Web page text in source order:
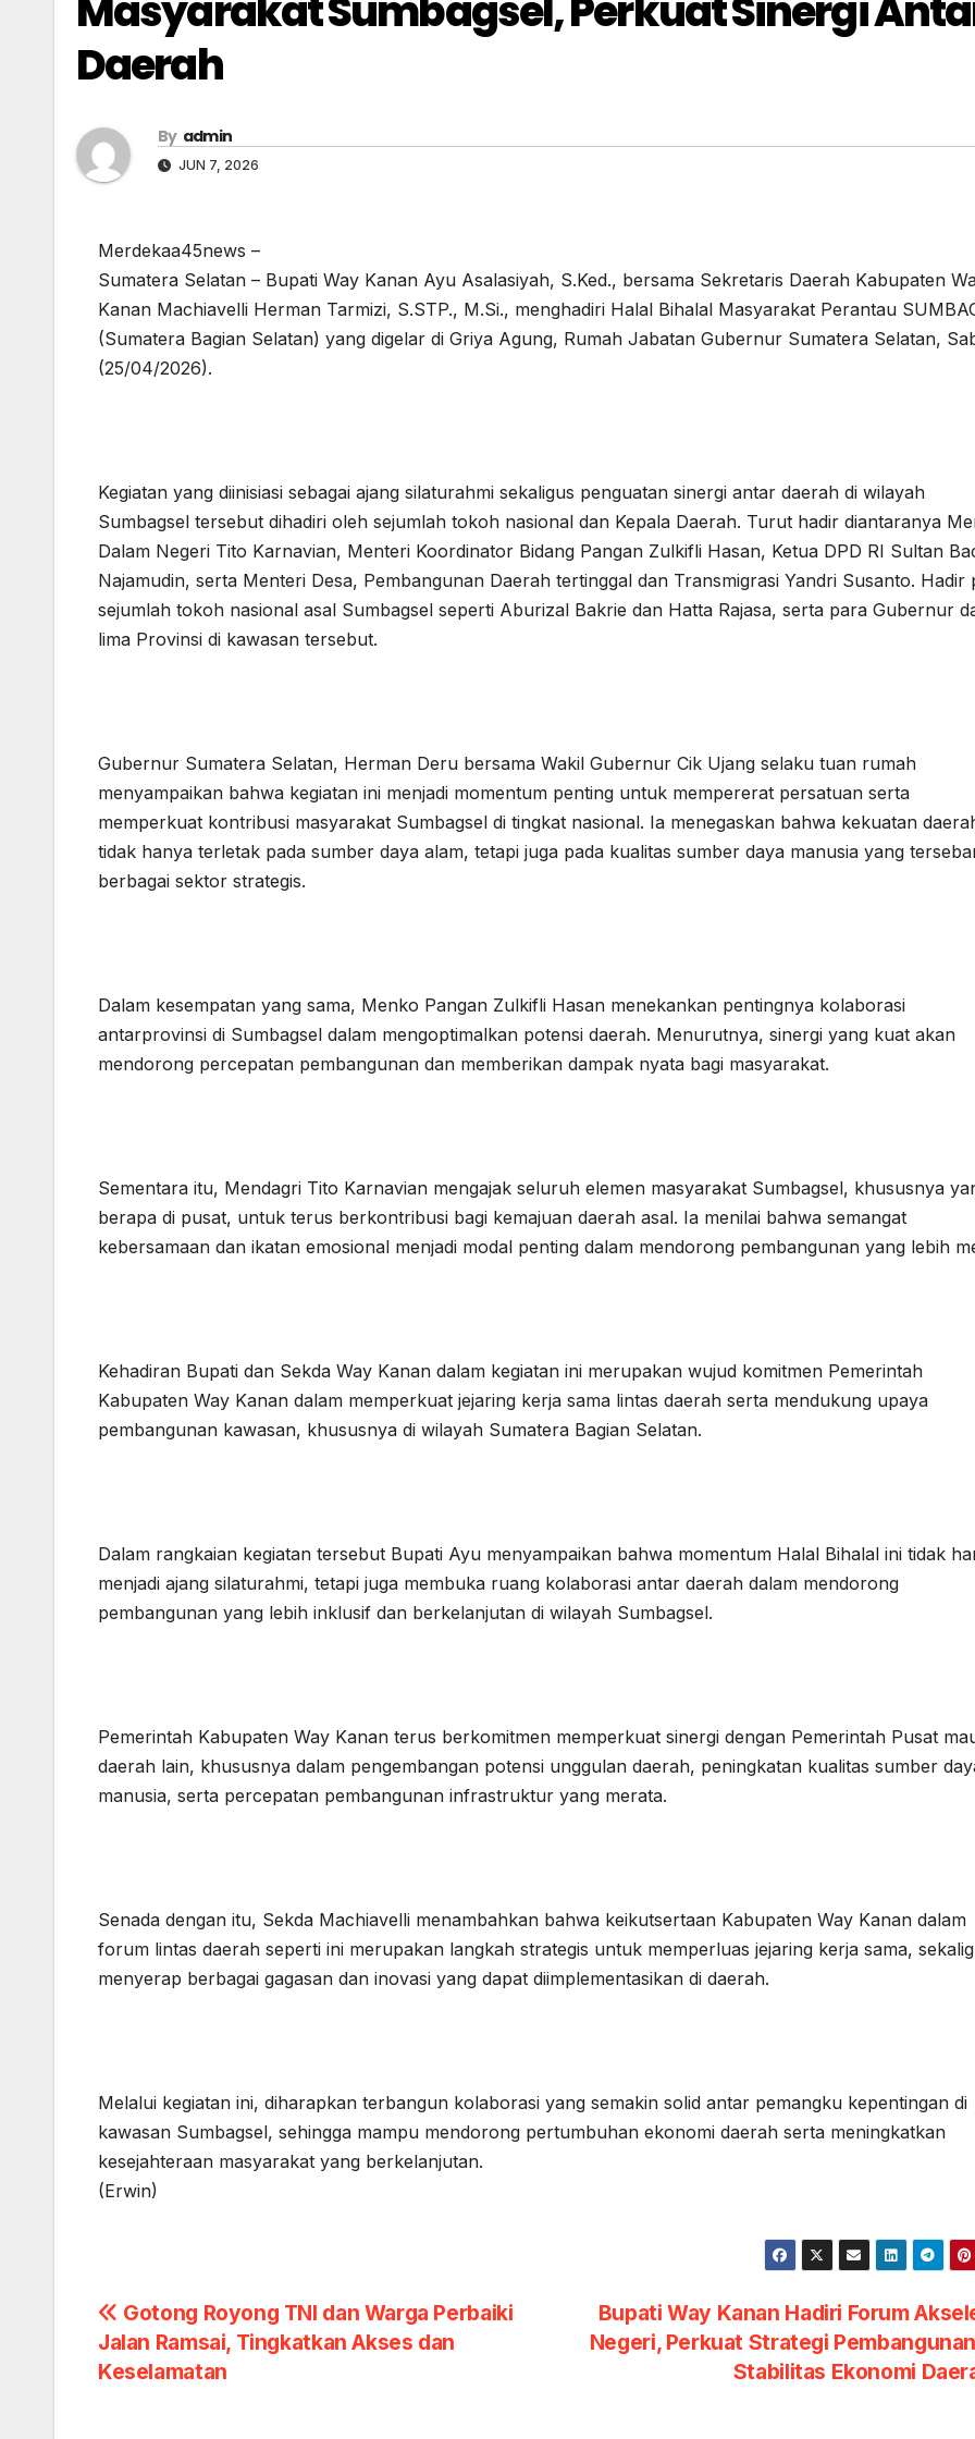
Daerah
By admin
JUN 7, 2026
Merdekaa45news –
Sumatera Selatan – Bupati Way Kanan Ayu Asalasiyah, S.Ked., bersama Sekretaris Daerah Kabupaten
Kanan Machiavelli Herman Tarmizi, S.STP., M.Si., menghadiri Halal Bihalal Masyarakat Perantau
(Sumatera Bagian Selatan) yang digelar di Griya Agung, Rumah Jabatan Gubernur Sumatera Selatan,
(25/04/2026).
Kegiatan yang diinisiasi sebagai ajang silaturahmi sekaligus penguatan sinergi antar daerah di wilayah
Sumbagsel tersebut dihadiri oleh sejumlah tokoh nasional dan Kepala Daerah. Turut hadir diantaranya
Dalam Negeri Tito Karnavian, Menteri Koordinator Bidang Pangan Zulkifli Hasan, Ketua DPD RI Sultan
Najamudin, serta Menteri Desa, Pembangunan Daerah tertinggal dan Transmigrasi Yandri Susanto. Hadir
sejumlah tokoh nasional asal Sumbagsel seperti Aburizal Bakrie dan Hatta Rajasa, serta para Gubernur
lima Provinsi di kawasan tersebut.
Gubernur Sumatera Selatan, Herman Deru bersama Wakil Gubernur Cik Ujang selaku tuan rumah
menyampaikan bahwa kegiatan ini menjadi momentum penting untuk mempererat persatuan serta
memperkuat kontribusi masyarakat Sumbagsel di tingkat nasional. Ia menegaskan bahwa kekuatan
tidak hanya terletak pada sumber daya alam, tetapi juga pada kualitas sumber daya manusia yang
berbagai sektor strategis.
Dalam kesempatan yang sama, Menko Pangan Zulkifli Hasan menekankan pentingnya kolaborasi
antarprovinsi di Sumbagsel dalam mengoptimalkan potensi daerah. Menurutnya, sinergi yang kuat akan
mendorong percepatan pembangunan dan memberikan dampak nyata bagi masyarakat.
Sementara itu, Mendagri Tito Karnavian mengajak seluruh elemen masyarakat Sumbagsel, khususnya
berapa di pusat, untuk terus berkontribusi bagi kemajuan daerah asal. Ia menilai bahwa semangat
kebersamaan dan ikatan emosional menjadi modal penting dalam mendorong pembangunan yang lebih
Kehadiran Bupati dan Sekda Way Kanan dalam kegiatan ini merupakan wujud komitmen Pemerintah
Kabupaten Way Kanan dalam memperkuat jejaring kerja sama lintas daerah serta mendukung upaya
pembangunan kawasan, khususnya di wilayah Sumatera Bagian Selatan.
Dalam rangkaian kegiatan tersebut Bupati Ayu menyampaikan bahwa momentum Halal Bihalal ini tidak
menjadi ajang silaturahmi, tetapi juga membuka ruang kolaborasi antar daerah dalam mendorong
pembangunan yang lebih inklusif dan berkelanjutan di wilayah Sumbagsel.
Pemerintah Kabupaten Way Kanan terus berkomitmen memperkuat sinergi dengan Pemerintah Pusat
daerah lain, khususnya dalam pengembangan potensi unggulan daerah, peningkatan kualitas sumber
manusia, serta percepatan pembangunan infrastruktur yang merata.
Senada dengan itu, Sekda Machiavelli menambahkan bahwa keikutsertaan Kabupaten Way Kanan dalam
forum lintas daerah seperti ini merupakan langkah strategis untuk memperluas jejaring kerja sama,
menyerap berbagai gagasan dan inovasi yang dapat diimplementasikan di daerah.
Melalui kegiatan ini, diharapkan terbangun kolaborasi yang semakin solid antar pemangku kepentingan di
kawasan Sumbagsel, sehingga mampu mendorong pertumbuhan ekonomi daerah serta meningkatkan
kesejahteraan masyarakat yang berkelanjutan.
(Erwin)
Post
navigation
Bupati Way Kanan Hadiri Forum
Negeri, Perkuat Strategi
Stabilitas Ekonomi
Gotong Royong TNI dan Warga Perbaiki
Jalan Ramsai, Tingkatkan Akses dan
Keselamatan